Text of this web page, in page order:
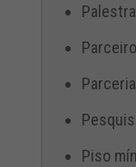
Piso